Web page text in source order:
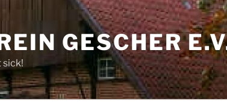
GESCHER
sick!